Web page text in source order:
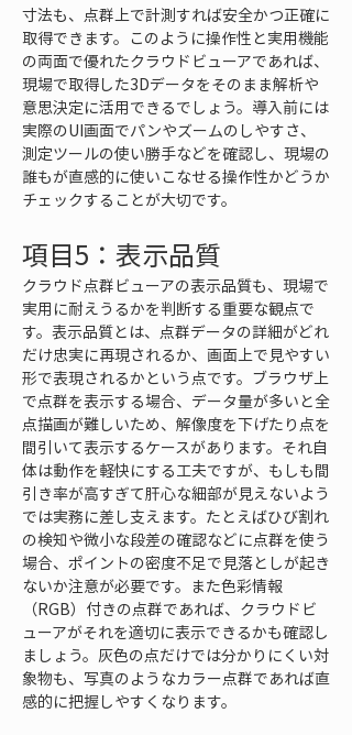
寸法も、点群上で計測すれば安全かつ正確に
取得できます。このように操作性と実用機能
の両面で優れたクラウドビューアであれば、
現場で取得した3Dデータをそのまま解析や
意思決定に活用できるでしょう。導入前には
実際のUI画面でパンやズームのしやすさ、
測定ツールの使い勝手などを確認し、現場の
誰もが直感的に使いこなせる操作性かどうか
チェックすることが大切です。
項目5：表示品質
クラウド点群ビューアの表示品質も、現場で
実用に耐えうるかを判断する重要な観点で
す。表示品質とは、点群データの詳細がどれ
だけ忠実に再現されるか、画面上で見やすい
形で表現されるかという点です。ブラウザ上
で点群を表示する場合、データ量が多いと全
点描画が難しいため、解像度を下げたり点を
間引いて表示するケースがあります。それ自
体は動作を軽快にする工夫ですが、もしも間
引き率が高すぎて肝心な細部が見えないよう
では実務に差し支えます。たとえばひび割れ
の検知や微小な段差の確認などに点群を使う
場合、ポイントの密度不足で見落としが起き
ないか注意が必要です。また色彩情報
（RGB）付きの点群であれば、クラウドビ
ューアがそれを適切に表示できるかも確認し
ましょう。灰色の点だけでは分かりにくい対
象物も、写真のようなカラー点群であれば直
感的に把握しやすくなります。